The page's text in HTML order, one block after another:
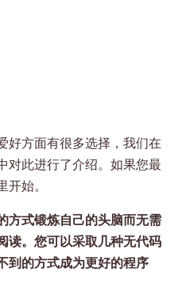
好方面有很多选择，我们在
对此进行了介绍。如果您最
始。
方式锻炼自己的头脑而无需
读。您可以采取几种无代码
到的方式成为更好的程序